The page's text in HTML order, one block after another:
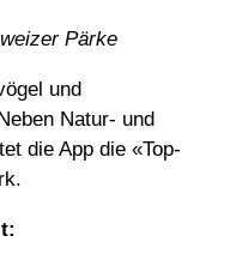
Pärke
und
Natur- und
die App die «Top-